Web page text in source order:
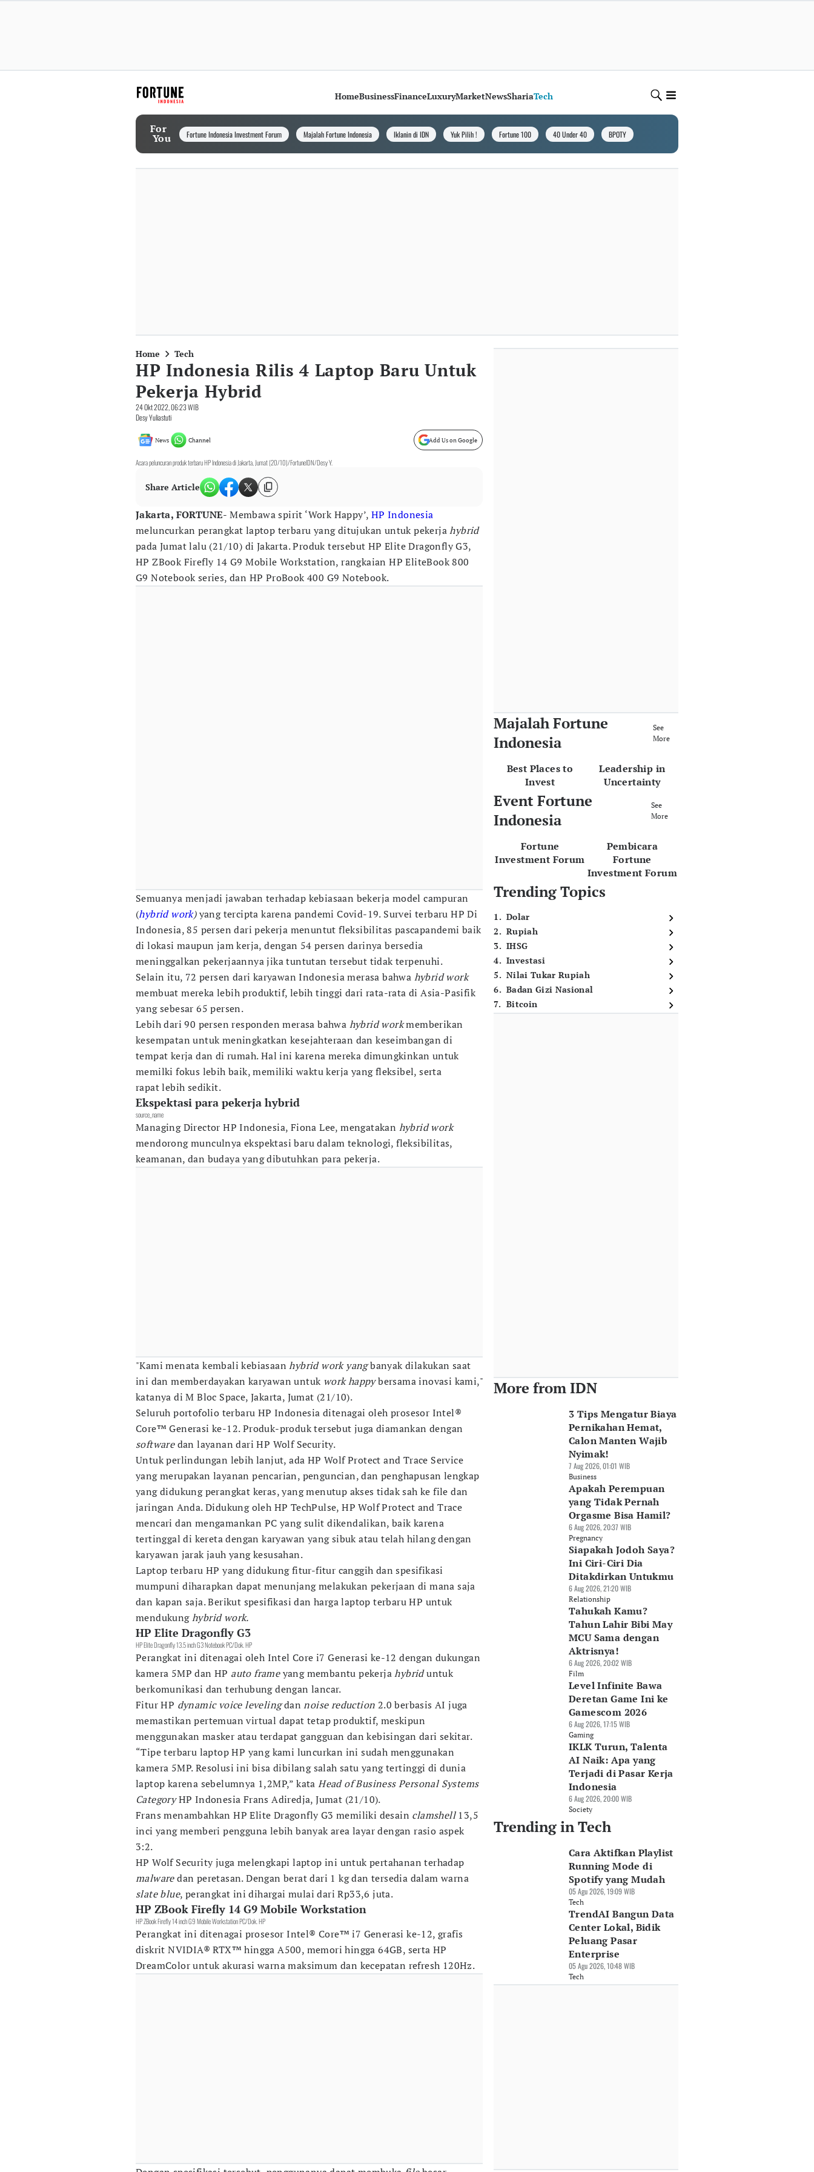
HomeBusinessFinanceLuxuryMarketNewsShariaTech
For
You Fortune Indonesia Investment Forum Majalah Fortune Indonesia Iklanin di IDN Yuk Pilih ! Fortune 100 40 Under 40 BPOTY
Home Tech
HP Indonesia Rilis 4 Laptop Baru Untuk
Pekerja Hybrid
24 Okt 2022, 06:23 WIB
Desy Yuliastuti
News Channel Add Us on Google
Acara peluncuran produk terbaru HP Indonesia di Jakarta, Jumat (20/10)/FortuneIDN/Desy Y.
Share Article
Jakarta, FORTUNE- Membawa spirit ‘Work Happy’, HP Indonesia
meluncurkan perangkat laptop terbaru yang ditujukan untuk pekerjahybrid
pada Jumat lalu (21/10) di Jakarta. Produk tersebut HP Elite Dragonfly G3,
HP ZBook Firefly 14 G9 Mobile Workstation, rangkaian HP EliteBook 800
G9 Notebook series, dan HP ProBook 400 G9 Notebook.
Semuanya menjadi jawaban terhadap kebiasaan bekerja model campuran
(hybrid work)yang tercipta karena pandemi Covid-19. Survei terbaru HP Di
Indonesia, 85 persen dari pekerja menuntut fleksibilitas pascapandemi baik
di lokasi maupun jam kerja, dengan 54 persen darinya bersedia
meninggalkan pekerjaannya jika tuntutan tersebut tidak terpenuhi.
Selain itu, 72 persen dari karyawan Indonesia merasa bahwa hybrid work
membuat mereka lebih produktif, lebih tinggi dari rata-rata di Asia-Pasifik
yang sebesar 65 persen.
Lebih dari 90 persen responden merasa bahwa hybrid workmemberikan
kesempatan untuk meningkatkan kesejahteraan dan keseimbangan di
tempat kerja dan di rumah. Hal ini karena mereka dimungkinkan untuk
memilki fokus lebih baik, memiliki waktu kerja yang fleksibel, serta
rapat lebih sedikit.
Ekspektasi para pekerja hybrid
source_name
Managing Director HP Indonesia, Fiona Lee, mengatakan hybrid work
mendorong munculnya ekspektasi baru dalam teknologi, fleksibilitas,
keamanan, dan budaya yang dibutuhkan para pekerja.
"Kami menata kembali kebiasaanhybrid work yangbanyak dilakukan saat
ini dan memberdayakan karyawan untuk work happybersama inovasi kami,"
katanya di M Bloc Space, Jakarta, Jumat (21/10).
Seluruh portofolio terbaru HP Indonesia ditenagai oleh prosesor Intel®
Core™ Generasi ke-12. Produk-produk tersebut juga diamankan dengan
softwaredan layanan dari HP Wolf Security.
Untuk perlindungan lebih lanjut, ada HP Wolf Protect and Trace Service
yang merupakan layanan pencarian, penguncian, dan penghapusan lengkap
yang didukung perangkat keras, yang menutup akses tidak sah ke file dan
jaringan Anda. Didukung oleh HP TechPulse, HP Wolf Protect and Trace
mencari dan mengamankan PC yang sulit dikendalikan, baik karena
tertinggal di kereta dengan karyawan yang sibuk atau telah hilang dengan
karyawan jarak jauh yang kesusahan.
Laptop terbaru HP yang didukung fitur-fitur canggih dan spesifikasi
mumpuni diharapkan dapat menunjang melakukan pekerjaan di mana saja
dan kapan saja. Berikut spesifikasi dan harga laptop terbaru HP untuk
mendukunghybrid work.
HP Elite Dragonfly G3
HP Elite Dragonfly 13.5 inch G3 Notebook PC/Dok. HP
Perangkat ini ditenagai oleh Intel Core i7 Generasi ke-12 dengan dukungan
kamera 5MP dan HP auto frameyang membantu pekerjahybriduntuk
berkomunikasi dan terhubung dengan lancar.
Fitur HP dynamic voice levelingdannoise reduction 2.0 berbasis AI juga
memastikan pertemuan virtual dapat tetap produktif, meskipun
menggunakan masker atau terdapat gangguan dan kebisingan dari sekitar.
“Tipe terbaru laptop HP yang kami luncurkan ini sudah menggunakan
kamera 5MP. Resolusi ini bisa dibilang salah satu yang tertinggi di dunia
laptop karena sebelumnya 1,2MP,” kata Head of Business Personal Systems
CategoryHP Indonesia Frans Adiredja, Jumat (21/10).
Frans menambahkan HP Elite Dragonfly G3 memiliki desain clamshell13,5
inci yang memberi pengguna lebih banyak area layar dengan rasio aspek
3:2.
HP Wolf Security juga melengkapi laptop ini untuk pertahanan terhadap
malwaredan peretasan. Dengan berat dari 1 kg dan tersedia dalam warna
slate blue, perangkat ini dihargai mulai dari Rp33,6 juta.
HP ZBook Firefly 14 G9 Mobile Workstation
HP ZBook Firefly 14 inch G9 Mobile Workstation PC/Dok. HP
Perangkat ini ditenagai prosesor Intel® Core™ i7 Generasi ke-12, grafis
diskrit NVIDIA® RTX™ hingga A500, memori hingga 64GB, serta HP
DreamColor untuk akurasi warna maksimum dan kecepatan refresh 120Hz.
Majalah Fortune
Indonesia
See
More
Best Places to
Invest
Leadership in
Uncertainty
Event Fortune
Indonesia
See
More
Fortune
Investment Forum
Pembicara
Fortune
Investment Forum
Trending Topics
1. Dolar
2. Rupiah
3. IHSG
4. Investasi
5. Nilai Tukar Rupiah
6. Badan Gizi Nasional
7. Bitcoin
More from IDN
3 Tips Mengatur Biaya
Pernikahan Hemat,
Calon Manten Wajib
Nyimak!
7 Aug 2026, 01:01 WIB
Business
Apakah Perempuan
yang Tidak Pernah
Orgasme Bisa Hamil?
6 Aug 2026, 20:37 WIB
Pregnancy
Siapakah Jodoh Saya?
Ini Ciri-Ciri Dia
Ditakdirkan Untukmu
6 Aug 2026, 21:20 WIB
Relationship
Tahukah Kamu?
Tahun Lahir Bibi May
MCU Sama dengan
Aktrisnya!
6 Aug 2026, 20:02 WIB
Film
Level Infinite Bawa
Deretan Game Ini ke
Gamescom 2026
6 Aug 2026, 17:15 WIB
Gaming
IKLK Turun, Talenta
AI Naik: Apa yang
Terjadi di Pasar Kerja
Indonesia
6 Aug 2026, 20:00 WIB
Society
Trending in Tech
Cara Aktifkan Playlist
Running Mode di
Spotify yang Mudah
05 Agu 2026, 19:09 WIB
Tech
TrendAI Bangun Data
Center Lokal, Bidik
Peluang Pasar
Enterprise
05 Agu 2026, 10:48 WIB
Tech